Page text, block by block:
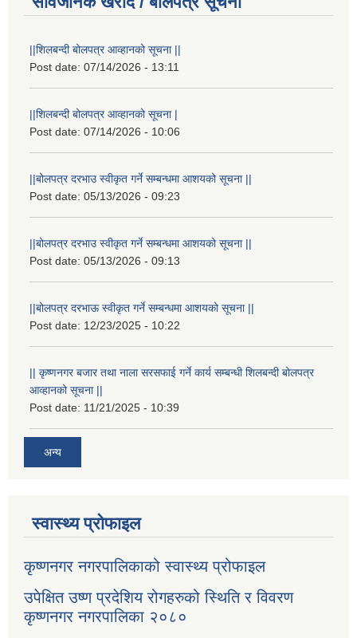
||शिलबन्दी बोलपत्र आव्हानको सूचना ||
Post date: 07/14/2026 - 13:11
||शिलबन्दी बोलपत्र आव्हानको सूचना |
Post date: 07/14/2026 - 10:06
||बोलपत्र दरभाउ स्वीकृत गर्ने सम्बन्धमा आशयको सूचना ||
Post date: 05/13/2026 - 09:23
||बोलपत्र दरभाउ स्वीकृत गर्ने सम्बन्धमा आशयको सूचना ||
Post date: 05/13/2026 - 09:13
||बोलपत्र दरभाऊ स्वीकृत गर्ने सम्बन्धमा आशयको सूचना ||
Post date: 12/23/2025 - 10:22
|| कृष्णनगर बजार तथा नाला सरसफाई गर्ने कार्य सम्बन्धी शिलबन्दी बोलपत्र
आव्हानको सूचना ||
Post date: 11/21/2025 - 10:39
अन्य
स्वास्थ्य प्रोफाइल
कृष्णनगर नगरपालिकाको स्वास्थ्य प्रोफाइल
उपेक्षित उष्ण प्रदेशिय रोगहरुको स्थिति र विवरण
कृष्णनगर नगरपालिका २०८०